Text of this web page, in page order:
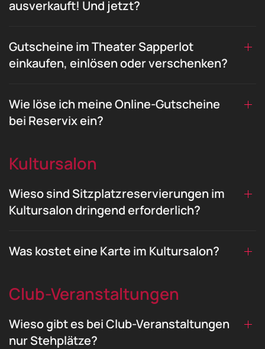
ausverkauft! Und jetzt?
Gutscheine im Theater Sapperlot
einkaufen, einlösen oder verschenken?
Wie löse ich meine Online-Gutscheine
bei Reservix ein?
Kultursalon
Wieso sind Sitzplatzreservierungen im
Kultursalon dringend erforderlich?
Was kostet eine Karte im Kultursalon?
Club-Veranstaltungen
Wieso gibt es bei Club-Veranstaltungen
nur Stehplätze?